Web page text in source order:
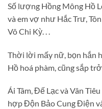
Số lượng Hồng Mông Hồ
và em vợ như Hắc Trư,
Vô Chi Kỳ. . .
Thời lời mấy nữ, bọn hắn
Hồ hoá phàm, cũng sắp
Ái Tâm, Đế Lạc và Vân
hợp Độn Bảo Cung Điện